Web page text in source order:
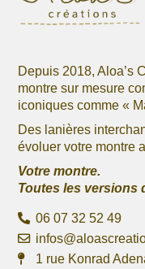
Depuis 2018, Aloa’s
montre sur mesure
iconiques comme «
Des lanières
évoluer votre montre
Votre montre.
Toutes les versions
06 07 32 52 49
1 rue Konrad